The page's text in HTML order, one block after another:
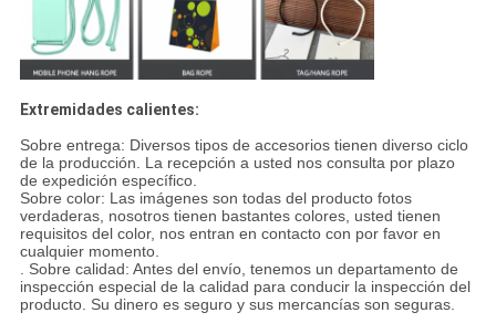
Extremidades calientes:
Sobre entrega: Diversos tipos de accesorios tienen diverso ciclo
de la producción. La recepción a usted nos consulta por plazo
de expedición específico.
Sobre color: Las imágenes son todas del producto fotos
verdaderas, nosotros tienen bastantes colores, usted tienen
requisitos del color, nos entran en contacto con por favor en
cualquier momento.
. Sobre calidad: Antes del envío, tenemos un departamento de
inspección especial de la calidad para conducir la inspección del
producto. Su dinero es seguro y sus mercancías son seguras.